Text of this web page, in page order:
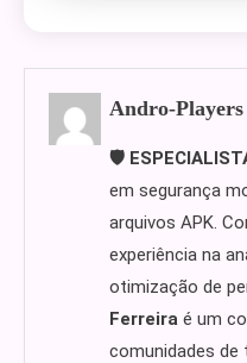
Andro-Players
🛡️
em segurança
arquivos APK.
experiência na
otimização de
Ferreira é um
comunidades de